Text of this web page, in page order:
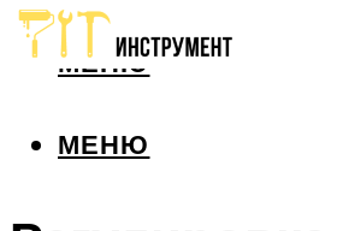
МЕНЮ
МЕНЮ